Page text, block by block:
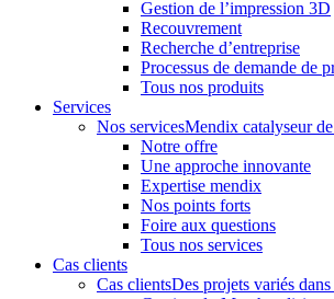
Gestion de l’impression 3D
Recouvrement
Recherche d’entreprise
Processus de demande de
Tous nos produits
Services
Nos servicesMendix catalyseur
Notre offre
Une approche innovante
Expertise mendix
Nos points forts
Foire aux questions
Tous nos services
Cas clients
Cas clientsDes projets variés